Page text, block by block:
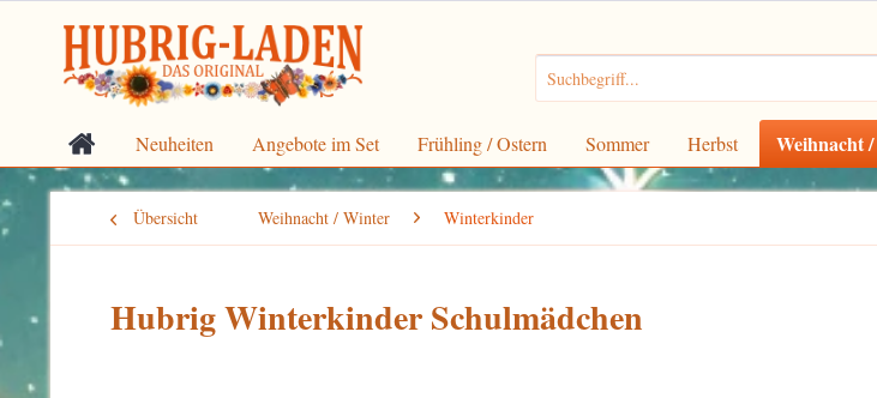
Neuheiten Angebote im Set Frühling / Ostern Sommer Herbst Weihnacht
Übersicht Weihnacht / Winter Winterkinder
Hubrig Winterkinder Schulmädchen